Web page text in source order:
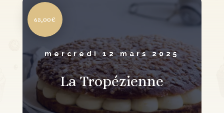
mercredi 12 mars 2025
La Tropézienne
65,00€